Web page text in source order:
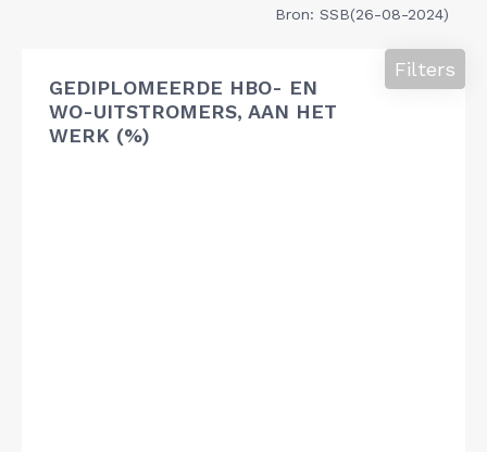
Bron: SSB(26-08-2024)
GEDIPLOMEERDE HBO- EN
WO-UITSTROMERS, AAN HET
WERK (%)
Filters